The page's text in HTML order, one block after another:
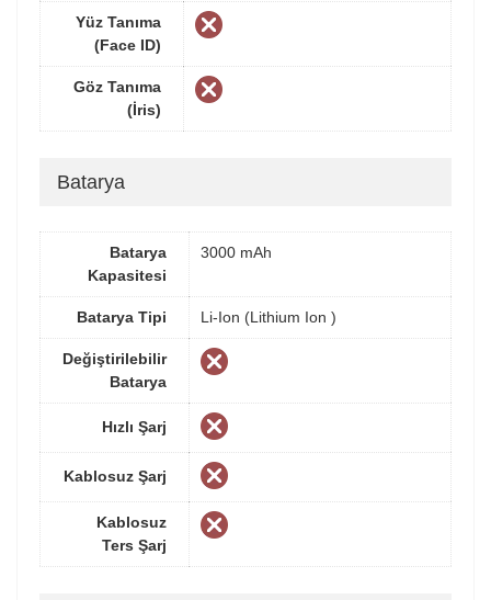
Yüz Tanıma
(Face ID)
Göz Tanıma
(İris)
Batarya
Batarya
Kapasitesi
3000 mAh
Batarya Tipi Li-Ion (Lithium Ion )
Değiştirilebilir
Batarya
Hızlı Şarj
Kablosuz Şarj
Kablosuz
Ters Şarj